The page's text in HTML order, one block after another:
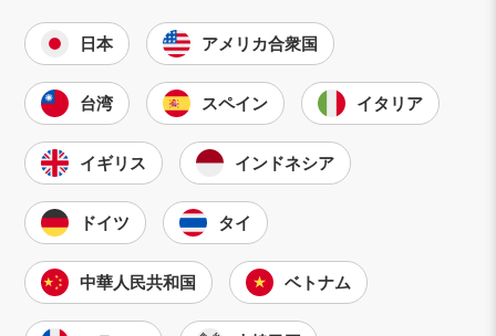
日本 アメリカ合衆国
台湾 スペイン イタリア
イギリス インドネシア
ドイツ タイ
中華人民共和国 ベトナム